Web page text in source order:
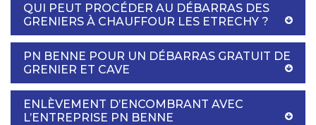
QUI PEUT PROCÉDER AU DÉBARRAS DES
GRENIERS À CHAUFFOUR LES ETRECHY ?
PN BENNE POUR UN DÉBARRAS GRATUIT DE
GRENIER ET CAVE
ENLÈVEMENT D’ENCOMBRANT AVEC
L’ENTREPRISE PN BENNE